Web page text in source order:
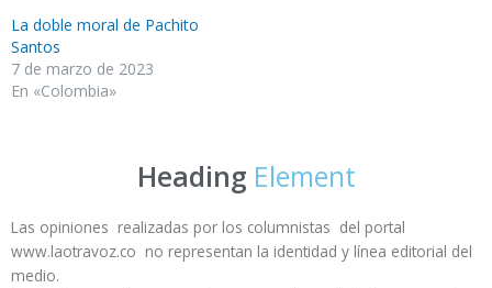
La doble moral de Pachito
Santos
7 de marzo de 2023
En «Colombia»
Heading Element
Las opiniones realizadas por los columnistas del portal
www.laotravoz.co no representan la identidad y línea editorial del
medio.